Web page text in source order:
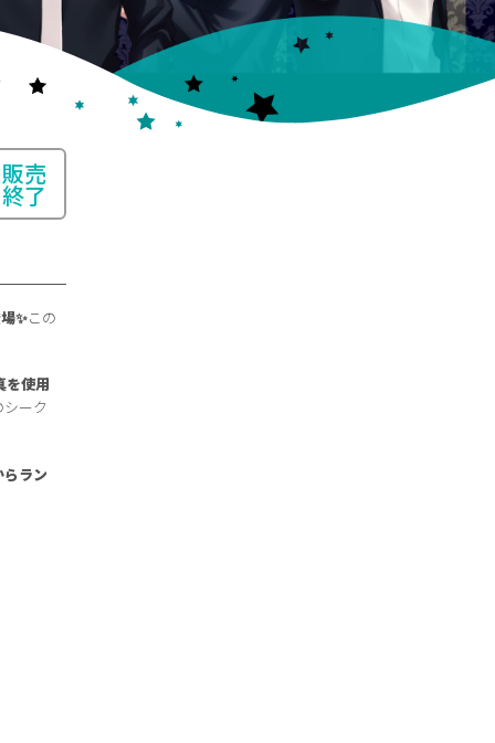
販売
終了
✨この
を使用
ーク
ラン